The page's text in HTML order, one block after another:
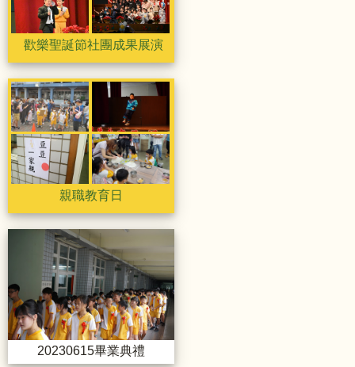
歡樂聖誕節社團成果展演
親職教育日
親職教育日
親職教育日
20230615畢業典禮